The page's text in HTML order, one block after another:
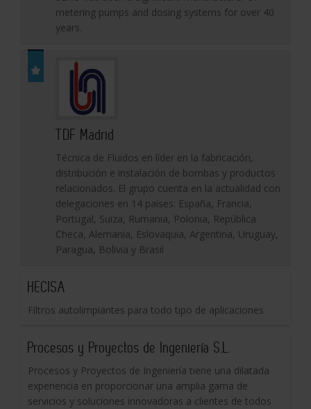
metering pumps and dosing systems for over 40
years.
TDF Madrid
Técnica de Fluidos en líder en la fabricación,
distribución e instalación de bombas y productos
relacionados. El grupo cuenta en la actualidad con
delegaciones en 14 países: España, Francia,
Portugal, Suiza, Rumania, Polonia, República
Checa, Alemania, Eslovaquia, Argentina, Uruguay,
Paragua, Bolivia y Brasil
HECISA
Filtros autolimpiantes para todo tipo de aplicaciones
Procesos y Proyectos de Ingeniería S.L.
Procesos y Proyectos de Ingeniería tiene una dilatada
experiencia en proporcionar una amplia gama de
servicios y soluciones innovadoras a clientes de todos